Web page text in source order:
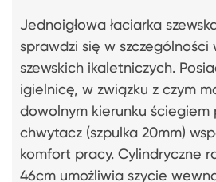
Jednoigłowa łaciarka
sprawdzi się w szczególności
szewskich ikaletniczych.
igielnicę, w związku z czym
dowolnym kierunku ściegiem
chwytacz (szpulka 20mm)
komfort pracy. Cylindryczne
46cm umożliwia szycie